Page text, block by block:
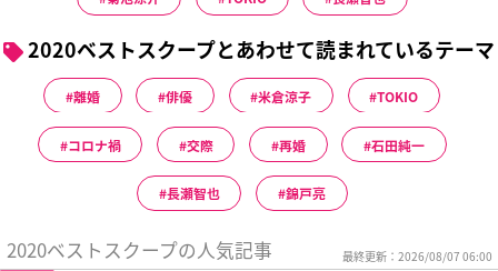
2020ベストスクープとあわせて読まれているテーマ
離婚 俳優 米倉涼子 TOKIO
コロナ禍 交際 再婚 石田純一
長瀬智也 錦戸亮
2020ベストスクープの人気記事 最終更新：2026/08/07 06:00